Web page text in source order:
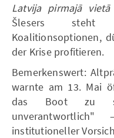
Latvija pirmajā vietā
Šlesers steht
Koalitionsoptionen,
der Krise profitieren.
Bemerkenswert:
warnte am 13. Mai
das Boot zu
institutioneller